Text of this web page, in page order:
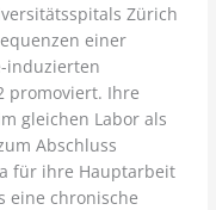
Zürich
einer
induzierten
promoviert. Ihre
gleichen Labor als
Abschluss
für ihre Hauptarbeit
eine chronische